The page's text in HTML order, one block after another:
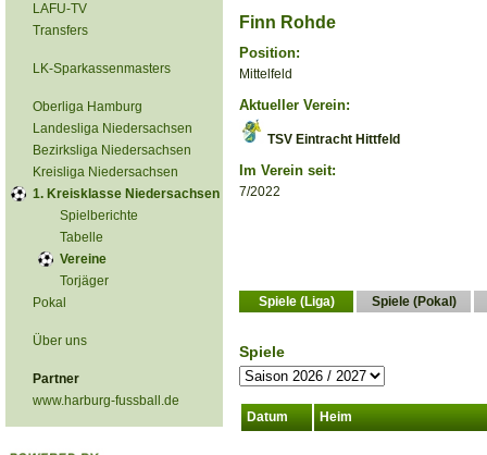
LAFU-TV
Transfers
LK-Sparkassenmasters
Oberliga Hamburg
Landesliga Niedersachsen
Bezirksliga Niedersachsen
Kreisliga Niedersachsen
1. Kreisklasse Niedersachsen
Spielberichte
Tabelle
Vereine
Torjäger
Pokal
Über uns
Partner
www.harburg-fussball.de
Finn Rohde
Position:
Mittelfeld
Aktueller Verein:
TSV Eintracht Hittfeld
Im Verein seit:
7/2022
Spiele (Liga) Spiele (Pokal)
Spiele
Datum Heim